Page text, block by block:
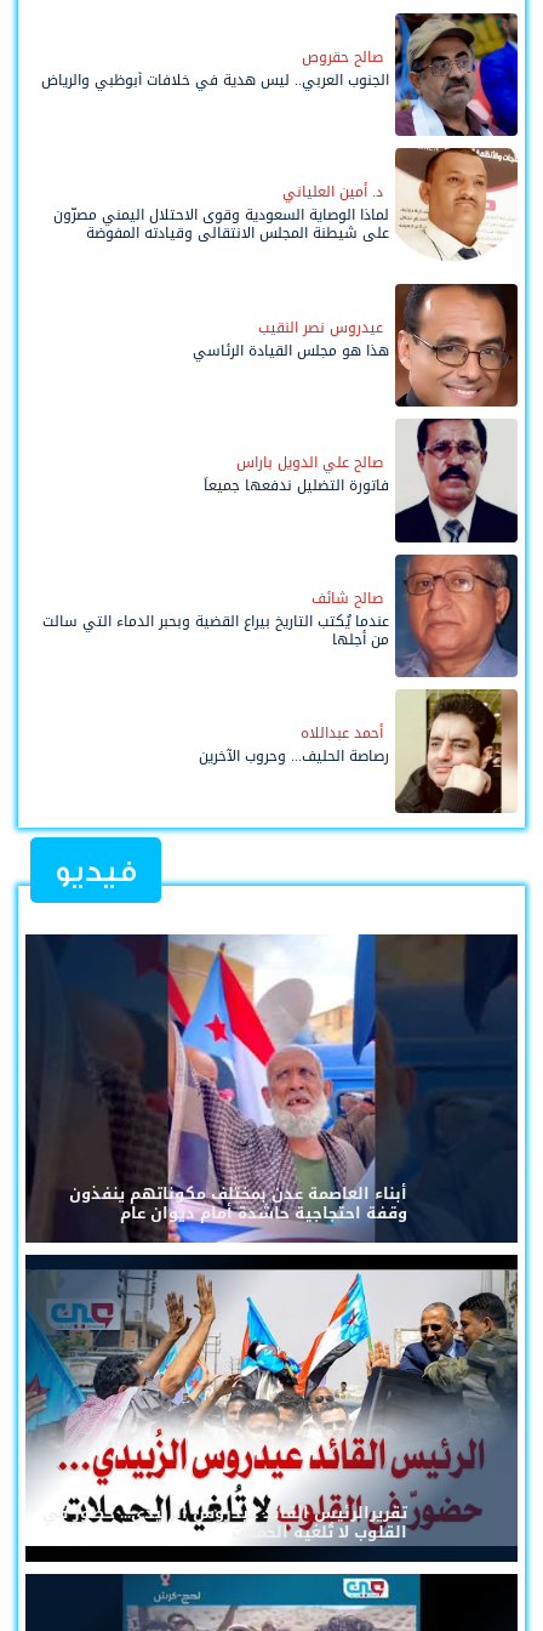
صالح حقروص
الجنوب العربي.. ليس هدية في خلافات أبوظبي والرياض
د. أمين العلياني
لماذا الوصاية السعودية وقوى الاحتلال اليمني مصرّون
على شيطنة المجلس الانتقالي وقيادته المفوضة
عيدروس نصر النقيب
هذا هو مجلس القيادة الرئاسي
صالح علي الدويل باراس
فاتورة التضليل ندفعها جميعاً
صالح شائف
عندما يُكتب التاريخ بيراع القضية وبحبر الدماء التي سالت
من أجلها
أحمد عبداللاه
رصاصة الحليف... وحروب الآخرين
فيديو
أبناء العاصمة عدن بمختلف مكوناتهم ينفذون
وقفة احتجاجية حاشدة أمام ديوان عام
تقريرالرئيس القائد عيدروس الزُبيدي... حضورٌ في
القلوب لا تُلغيه الحملات